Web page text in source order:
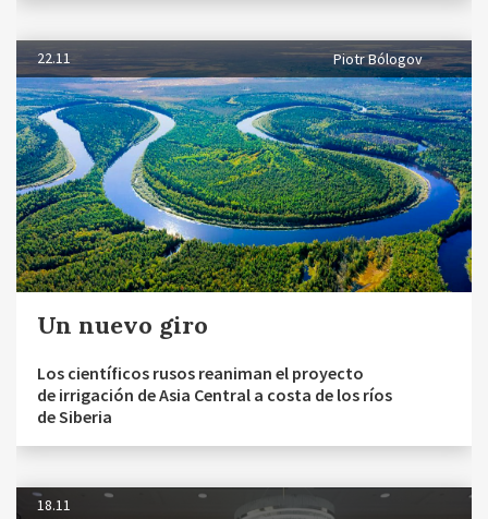
22.11 Piotr Bólogov
Un nuevo giro
Los científicos rusos reaniman el proyecto
de irrigación de Asia Central a costa de los ríos
de Siberia
18.11